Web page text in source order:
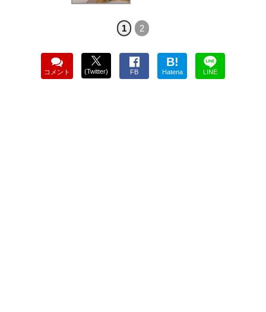
1 2
コメント (Twitter) FB
B!
Hatena LINE